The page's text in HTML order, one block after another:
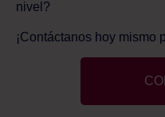
nivel?​
¡Contáctanos hoy mismo